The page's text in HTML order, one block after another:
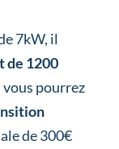
7kW, il
de 1200
vous pourrez
de 300€